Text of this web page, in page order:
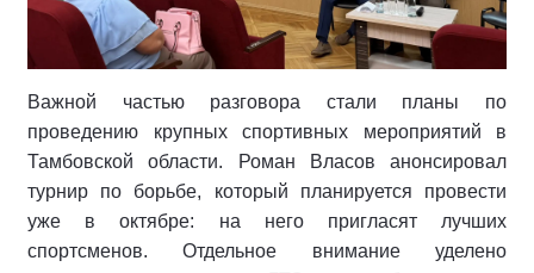
Важной частью разговора стали планы по
проведению крупных спортивных мероприятий в
Тамбовской области. Роман Власов анонсировал
турнир по борьбе, который планируется провести
уже в октябре: на него пригласят лучших
спортсменов. Отдельное внимание уделено